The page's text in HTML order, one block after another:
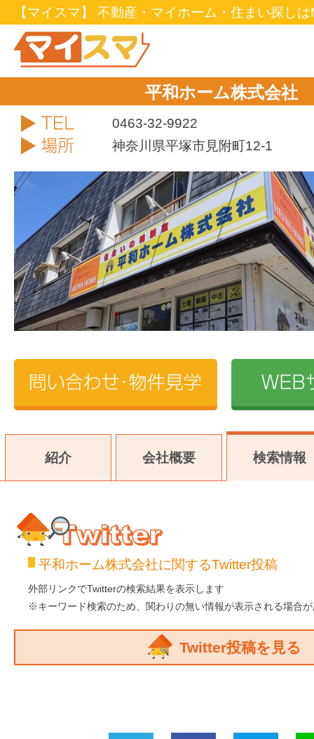
【マイスマ】 不動産・マイホーム・住まい探し
平和ホーム株式会社
0463-32-9922
神奈川県平塚市見附町12-1
紹介 会社概要 検索情報
Twitter
平和ホーム株式会社に関するTwitter投稿
外部リンクでTwitterの検索結果を表示します
※キーワード検索のため、関わりの無い情報が表示される場合
Twitter投稿を見る